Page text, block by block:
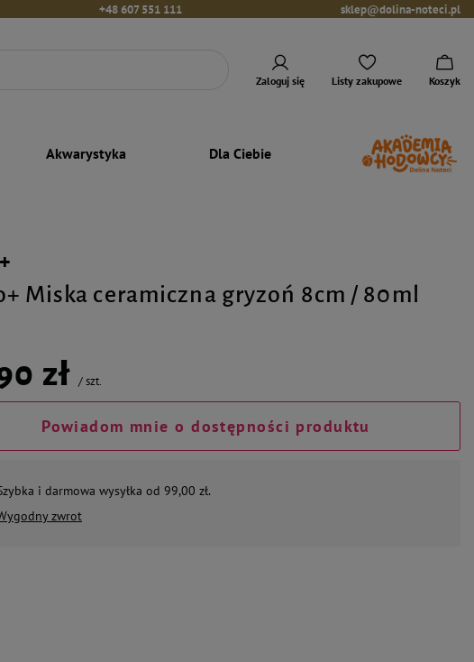
+48 607 551 111 sklep@dolina-noteci.pl
Zaloguj się Listy zakupowe Koszyk
Akwarystyka Dla Ciebie
Miska ceramiczna gryzoń 8cm / 80ml
zł /szt.
Powiadom mnie o dostępności produktu
i darmowa wysyłka od 99,00 zł.
zwrot